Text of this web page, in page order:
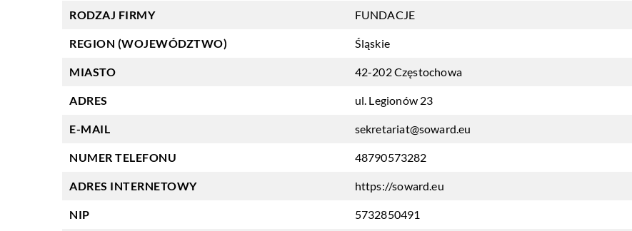
RODZAJ FIRMY FUNDACJE
REGION (WOJEWÓDZTWO) Śląskie
MIASTO 42-202 Częstochowa
ADRES ul. Legionów 23
E-MAIL sekretariat@soward.eu
NUMER TELEFONU 48790573282
ADRES INTERNETOWY https://soward.eu
NIP 5732850491